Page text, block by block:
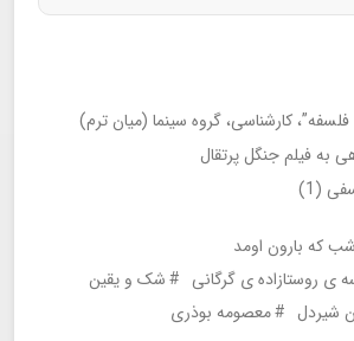
کارشناسی، گروه سینما (میان ترم)
به فیلم جنگل پرتقال
(1)
که بارون اومد
ی روستازاده ی گرگانی
شک و یقین
شیردل
معصومه بوذری